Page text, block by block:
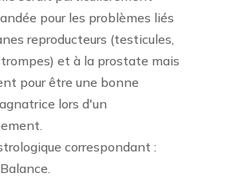
pour les problèmes liés
reproducteurs (testicules,
et à la prostate mais
pour être une bonne
lors d'un
correspondant :